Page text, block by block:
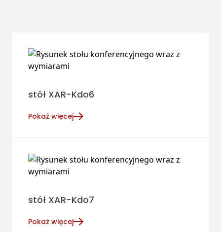
stół XAR-Kdo6
Pokaż więcej
stół XAR-Kdo7
Pokaż więcej